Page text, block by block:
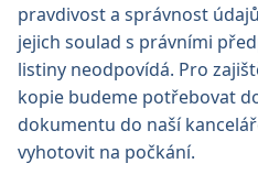
pravdivost a správnost
jejich soulad s právními
listiny neodpovídá. Pro
kopie budeme potřebovat
dokumentu do naší
vyhotovit na počkání.